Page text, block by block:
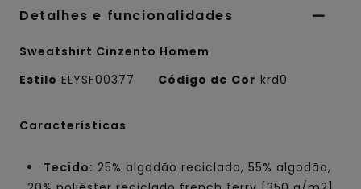
Detalhes e funcionalidades
Sweatshirt Cinzento Homem
Estilo ELYSF00377 Código de Cor krd0
Características
Tecido: 25% algodão reciclado, 55% algodão,